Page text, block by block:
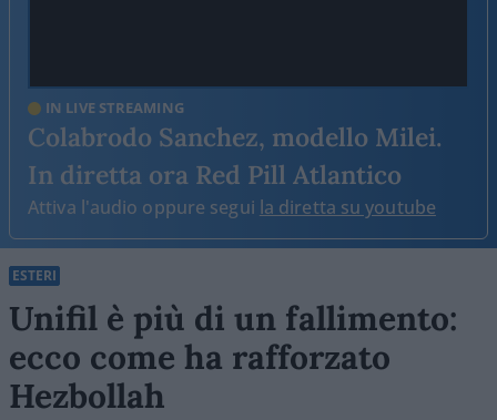
IN LIVE STREAMING
Colabrodo Sanchez, modello Milei.
In diretta ora Red Pill Atlantico
Attiva l'audio oppure segui la diretta su youtube
ESTERI
Unifil è più di un fallimento:
ecco come ha rafforzato
Hezbollah